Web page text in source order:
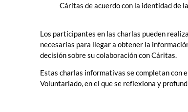
Cáritas de acuerdo con la identidad de
Los participantes en las charlas pueden
necesarias para llegar a obtener la
decisión sobre su colaboración con Cáritas.
Estas charlas informativas se completan con
Voluntariado, en el que se reflexiona y